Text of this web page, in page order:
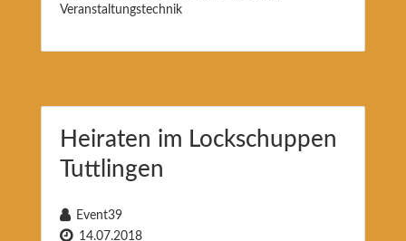
Veranstaltungstechnik
Heiraten im Lockschuppen
Tuttlingen
Event39
14.07.2018